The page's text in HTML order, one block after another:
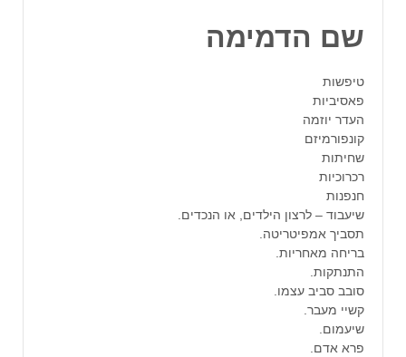
שם הדמימה
טיפשות
פאסיביות
העדר יוזמה
קונפורמיזם
שחיתות
רכרוכיות
חנפנות
שיעבוד – לרצון הילדים, או הנכדים.
תסביך אמפיטריטה.
בריחה מאחריות.
התנתקות.
סובב סביב עצמו.
קשיי מעבר.
שיעמום.
פרא אדם.